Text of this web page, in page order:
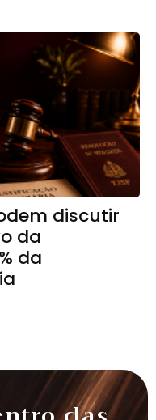
discutir
da
da